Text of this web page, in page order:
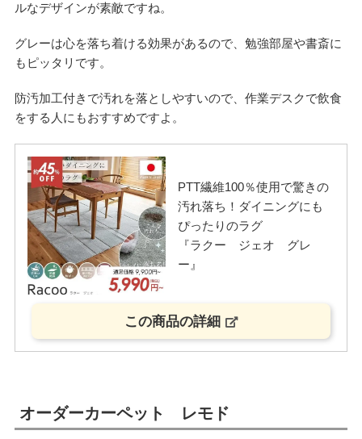
ルなデザインが素敵ですね。
グレーは心を落ち着ける効果があるので、勉強部屋や書斎に
もピッタリです。
防汚加工付きで汚れを落としやすいので、作業デスクで飲食
をする人にもおすすめですよ。
PTT繊維100％使用で驚きの
汚れ落ち！ダイニングにも
ぴったりのラグ
『ラクー ジェオ グレ
ー』
この商品の詳細
オーダーカーペット レモド